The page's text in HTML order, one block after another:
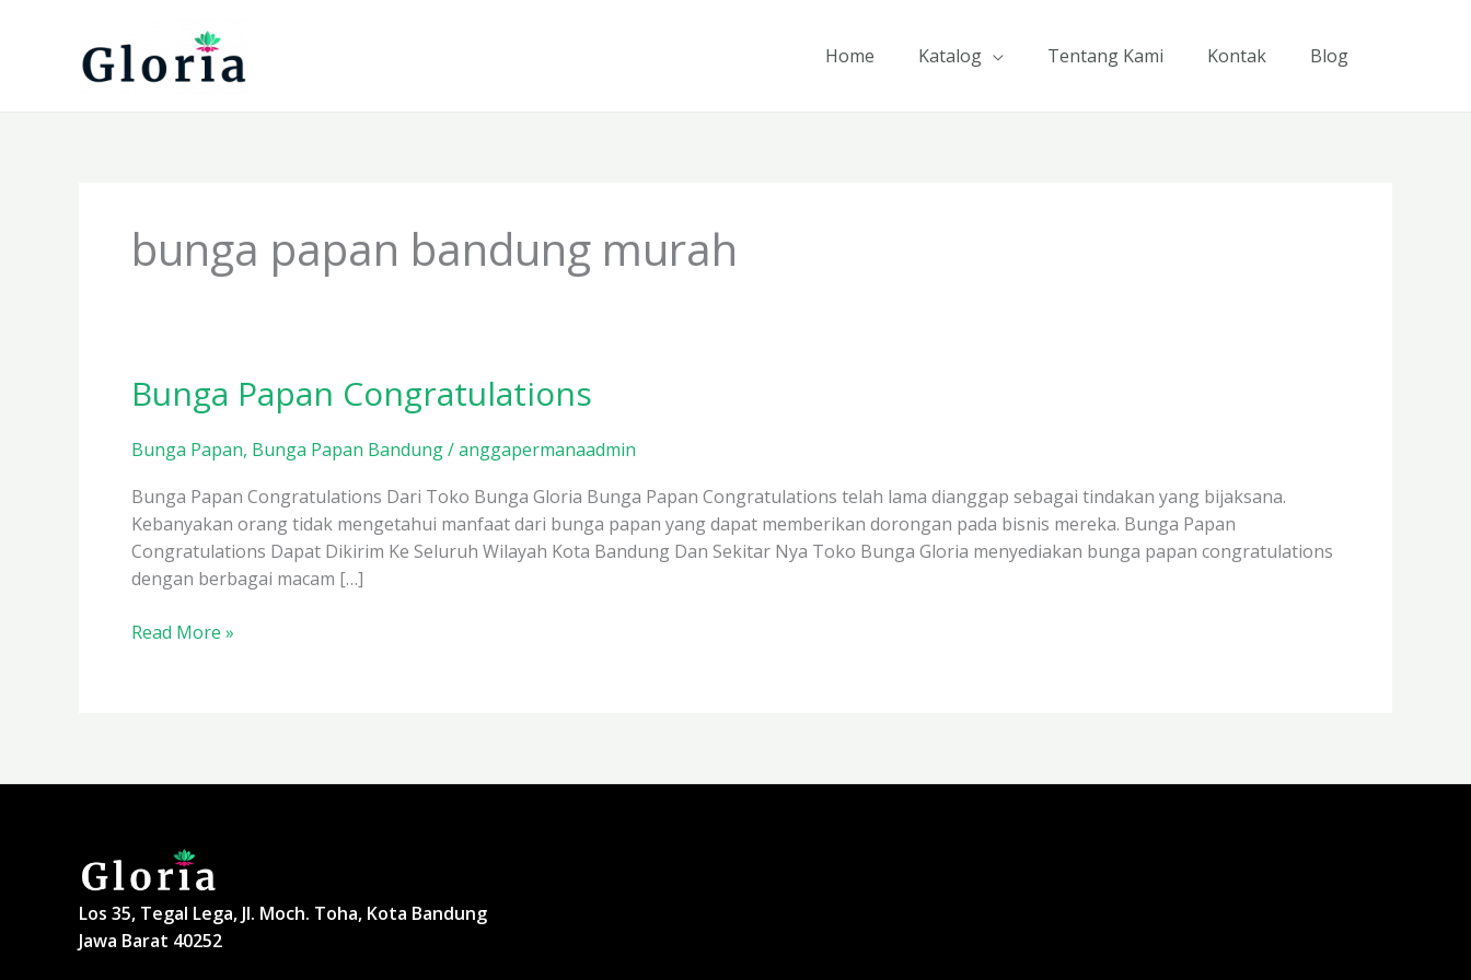
Home Katalog Tentang Kami Kontak Blog
bunga papan bandung murah
Bunga Papan Congratulations
Bunga Papan, Bunga Papan Bandung/anggapermanaadmin
Bunga Papan Congratulations Dari Toko Bunga Gloria Bunga Papan Congratulations telah lama dianggap sebagai tindakan yang bijaksana.
Kebanyakan orang tidak mengetahui manfaat dari bunga papan yang dapat memberikan dorongan pada bisnis mereka. Bunga Papan
Congratulations Dapat Dikirim Ke Seluruh Wilayah Kota Bandung Dan Sekitar Nya Toko Bunga Gloria menyediakan bunga papan congratulations
dengan berbagai macam […]
Bunga
Papan
Congratulations
Read More »
Los 35, Tegal Lega, Jl. Moch. Toha, Kota Bandung
Jawa Barat 40252